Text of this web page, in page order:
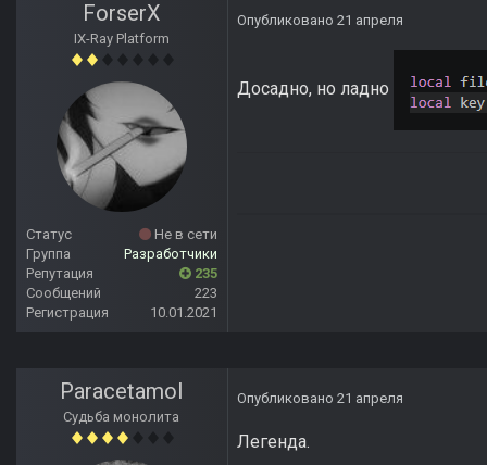
ForserX
IX-Ray Platform
Статус
Не в сети
Группа
Разработчики
Репутация
235
Сообщений
223
Регистрация
10.01.2021
Опубликовано 21 апреля
Досадно, но ладно
Paracetamol
Судьба монолита
Опубликовано 21 апреля
Легенда.